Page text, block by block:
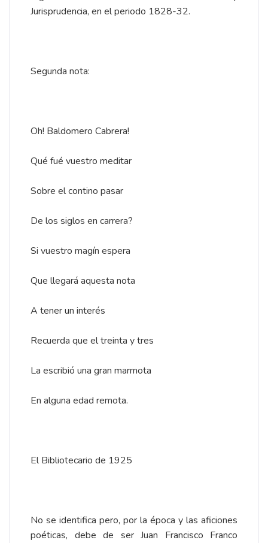
Jurisprudencia, en el periodo 1828-32.
Segunda nota:
Oh! Baldomero Cabrera!
Qué fué vuestro meditar
Sobre el contino pasar
De los siglos en carrera?
Si vuestro magín espera
Que llegará aquesta nota
A tener un interés
Recuerda que el treinta y tres
La escribió una gran marmota
En alguna edad remota.
El Bibliotecario de 1925
No se identifica pero, por la época y las aficiones
poéticas, debe de ser Juan Francisco Franco